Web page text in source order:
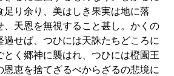
足り余り、美はしき果実は地に落
、天恩を無視すること甚し。かくの
過せば、つひには天誅たちどころに
とく郷神に襲はれ、つひには橙園王
恩恵を捨てざるべからざるの悲境に